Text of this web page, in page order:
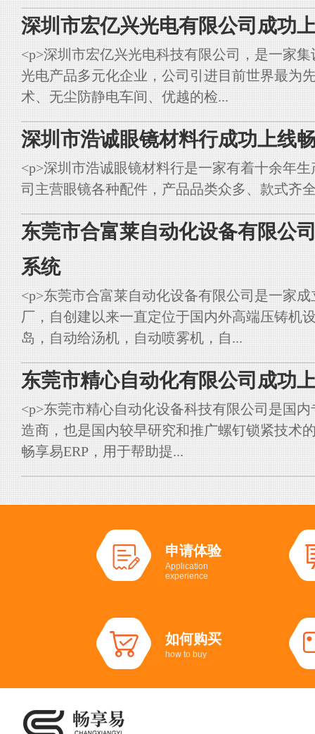
深圳市宏亿兴光电有限公司成功
<p>深圳市宏亿兴光电科技有限公司，是一家
光电产品多元化企业，公司引进目前世界最为
术、无尘防静电车间、优越的检...
深圳市浩诚眼镜材料行成功上线
<p>深圳市浩诚眼镜材料行是一家有着十余年
司主营眼镜各种配件，产品品类众多、款式齐
东莞市合富莱自动化设备有限公
系统
<p>东莞市合富莱自动化设备有限公司是一家
厂，自创建以来一直定位于国内外高端压铸机
岛，自动给汤机，自动喷雾机，自...
东莞市精心自动化有限公司成功
<p>东莞市精心自动化设备科技有限公司是国
造商，也是国内较早研究和推广螺钉锁紧技术
畅享易ERP，用于帮助提...
申请体验
Application
experience
如何购买
how to buy